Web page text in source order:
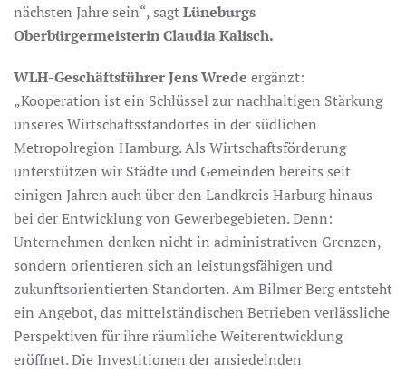
nächsten Jahre sein“, sagtLüneburgs
Oberbürgermeisterin Claudia Kalisch.
WLH-Geschäftsführer Jens Wrede ergänzt:
„Kooperation ist ein Schlüssel zur nachhaltigen Stärkung
unseres Wirtschaftsstandortes in der südlichen
Metropolregion Hamburg. Als Wirtschaftsförderung
unterstützen wir Städte und Gemeinden bereits seit
einigen Jahren auch über den Landkreis Harburg hinaus
bei der Entwicklung von Gewerbegebieten. Denn:
Unternehmen denken nicht in administrativen Grenzen,
sondern orientieren sich an leistungsfähigen und
zukunftsorientierten Standorten. Am Bilmer Berg entsteht
ein Angebot, das mittelständischen Betrieben verlässliche
Perspektiven für ihre räumliche Weiterentwicklung
eröffnet. Die Investitionen der ansiedelnden